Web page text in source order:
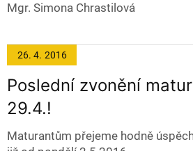
Mgr. Simona Chrastilová
26. 4. 2016
Poslední zvonění
29.4.!
Maturantům přejeme hodně